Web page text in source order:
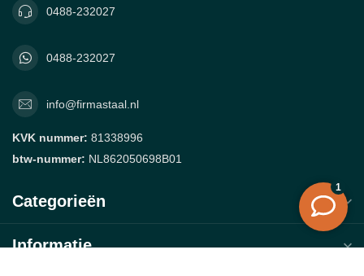
0488-232027
0488-232027
info@firmastaal.nl
KVK nummer: 81338996
btw-nummer: NL862050698B01
Categorieën
Informatie